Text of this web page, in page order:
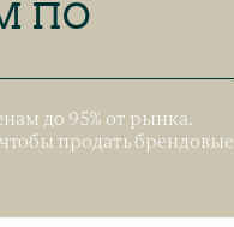
ПО
до 95% от рынка.
продать брендовые